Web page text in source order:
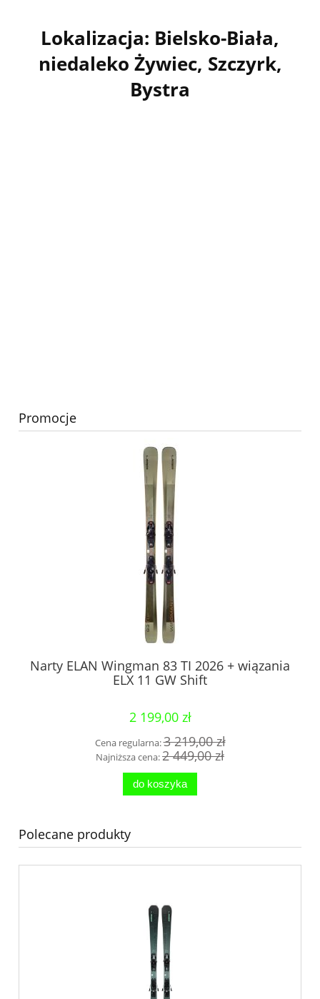
Lokalizacja: Bielsko-Biała,
niedaleko Żywiec, Szczyrk,
Bystra
Promocje
Narty ELAN Wingman 83 TI 2026 + wiązania
ELX 11 GW Shift
2 199,00 zł
Cena regularna:3 219,00 zł
Najniższa cena:2 449,00 zł
do koszyka
Polecane produkty